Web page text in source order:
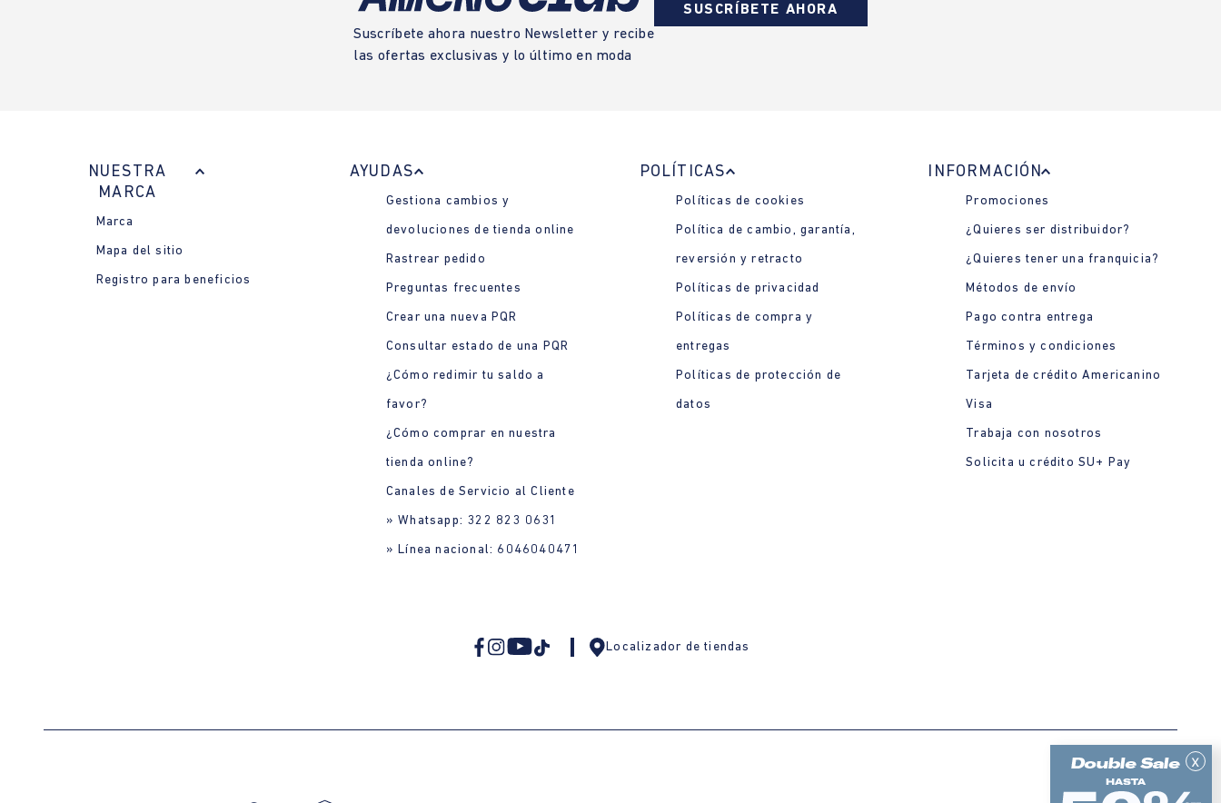
x
Suscríbete ahora nuestro Newsletter y recibe
las ofertas exclusivas y lo último en moda
SUSCRÍBETE AHORA
NUESTRA
MARCA
Marca
Mapa del sitio
Registro para beneficios
AYUDAS
Gestiona cambios y
devoluciones de tienda online
Rastrear pedido
Preguntas frecuentes
Crear una nueva PQR
Consultar estado de una PQR
¿Cómo redimir tu saldo a
favor?
¿Cómo comprar en nuestra
tienda online?
Canales de Servicio al Cliente
» Whatsapp: 322 823 0631
» Línea nacional: 6046040471
POLÍTICAS
Políticas de cookies
Política de cambio, garantía,
reversión y retracto
Políticas de privacidad
Políticas de compra y
entregas
Políticas de protección de
datos
INFORMACIÓN
Promociones
¿Quieres ser distribuidor?
¿Quieres tener una franquicia?
Métodos de envío
Pago contra entrega
Términos y condiciones
Tarjeta de crédito Americanino
Visa
Trabaja con nosotros
Solicita u crédito SU+ Pay
Localizador de tiendas